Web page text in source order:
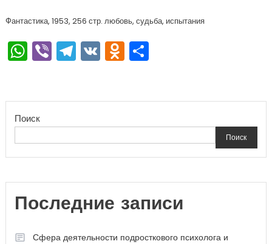
Фантастика, 1953, 256 стр. любовь, судьба, испытания
WhatsApp
ViberTelegram
VKOdnoklassniki
Отправить
Поиск
Поиск
Последние записи
Сфера деятельности подросткового психолога и